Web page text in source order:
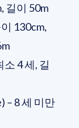
길이 50m
130cm,
4 세, 길
– 8 세 미만